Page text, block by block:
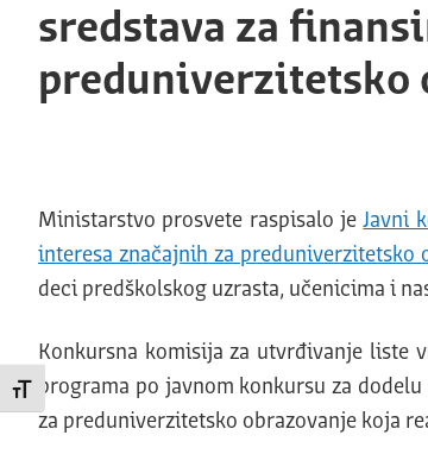
Promeni veličinu slova
sredstava za
preduniverzitetsko
Ministarstvo prosvete raspisalo jeJavni
interesa značajnih za preduniverzitetsko
deci predškolskog uzrasta, učenicima i
Konkursna komisija za utvrđivanje liste
programa po javnom konkursu za
za preduniverzitetsko obrazovanje koja